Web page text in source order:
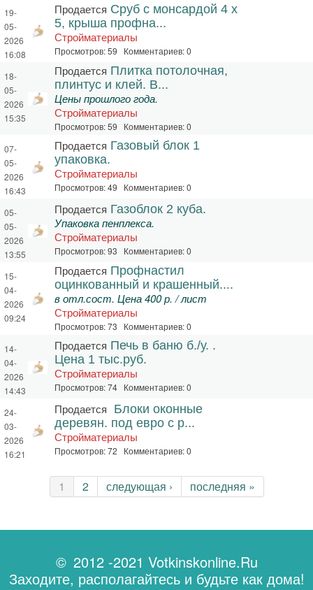
19-
05-
2026
16:08
Продается Сруб с монсардой 4 х
5, крыша профна...
Стройматериалы
Просмотров: 59 Комментариев: 0
18-
05-
2026
15:35
Продается Плитка потолочная,
плинтус и клей. В...
Цены прошлого года.
Стройматериалы
Просмотров: 59 Комментариев: 0
07-
05-
2026
16:43
Продается Газовый блок 1
упаковка.
Стройматериалы
Просмотров: 49 Комментариев: 0
05-
05-
2026
13:55
Продается Газоблок 2 куба.
Упаковка пенплекса.
Стройматериалы
Просмотров: 93 Комментариев: 0
15-
04-
2026
09:24
Продается Профнастил
оцинкованный и крашенный....
в отл.сост. Цена 400 р. / лист
Стройматериалы
Просмотров: 73 Комментариев: 0
14-
04-
2026
14:43
Продается Печь в баню б./у. .
Цена 1 тыс.руб.
Стройматериалы
Просмотров: 74 Комментариев: 0
24-
03-
2026
16:21
Продается Блоки оконные
деревян. под евро с р...
Стройматериалы
Просмотров: 72 Комментариев: 0
Страницы
1 2 следующая › последняя »
© 2012 -2021 Votkinskonline.Ru
Заходите, располагайтесь и будьте как дома!